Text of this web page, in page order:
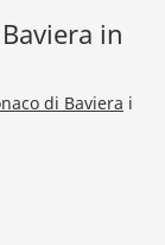
in
di Baviera i